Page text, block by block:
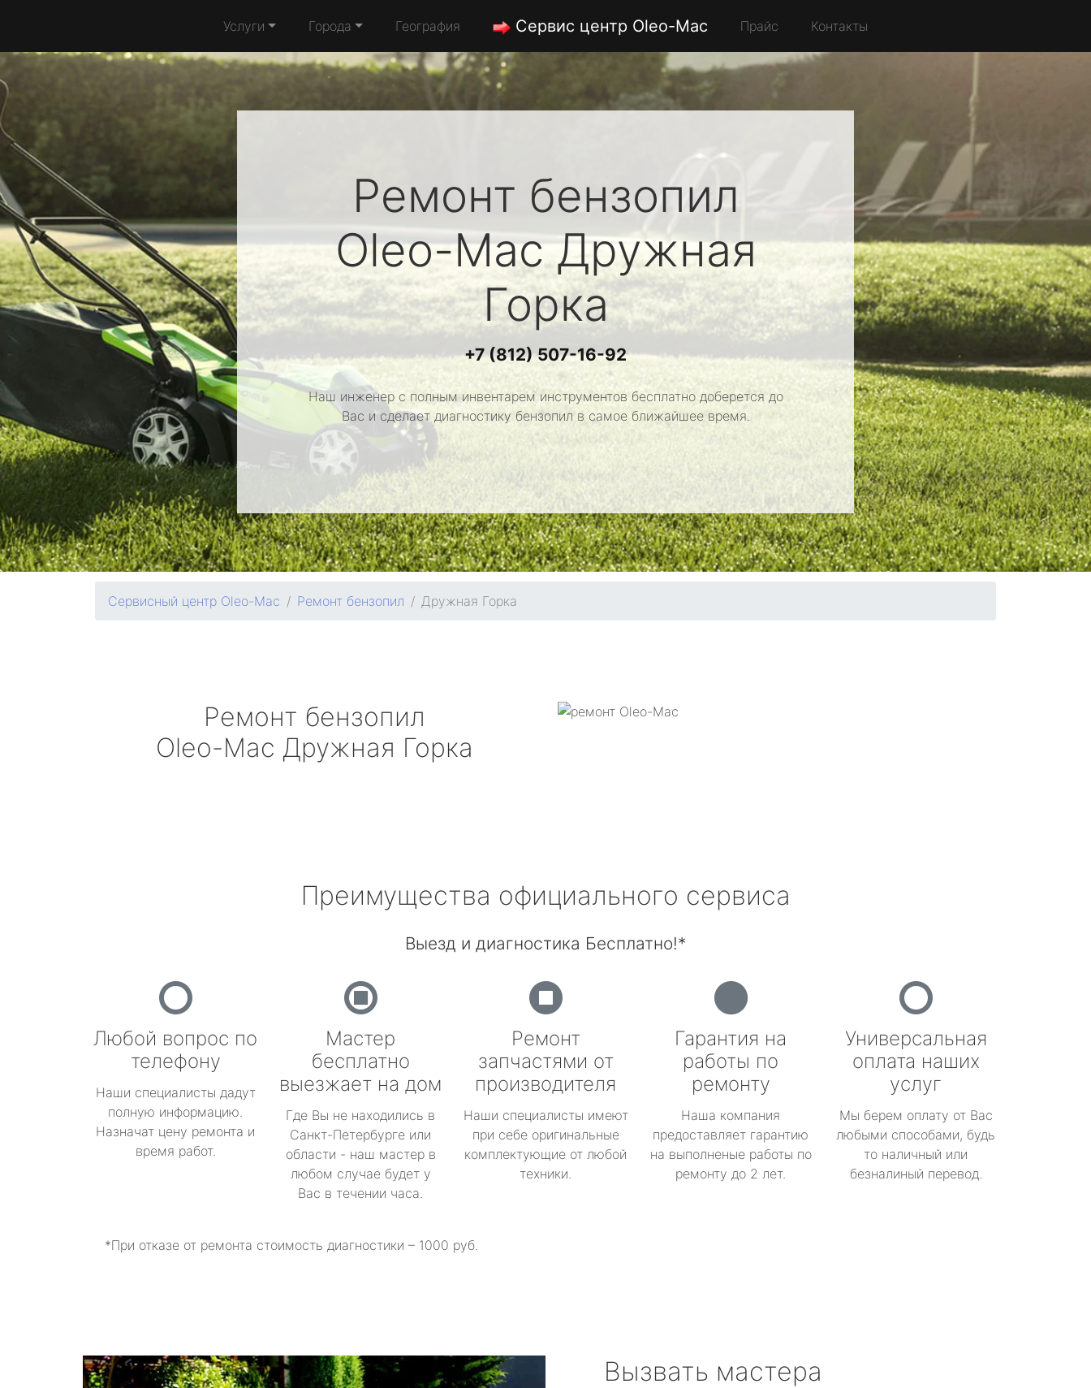
Услуги Города География Сервис центр Oleo-Mac Прайс Контакты
Ремонт бензопил
Oleo-MacДружная
Горка
+7 (812) 507-16-92
Наш инженер с полным инвентарем инструментов бесплатно доберется до
Вас и сделает диагностику бензопил в самое ближайшее время.
Сервисный центр Oleo-Mac Ремонт бензопил Дружная Горка
Ремонт бензопил
Oleo-Mac Дружная Горка
Преимущества официального сервиса
Выезд и диагностика Бесплатно!*
Любой вопрос по
телефону
Наши специалисты дадут
полную информацию.
Назначат цену ремонта и
время работ.
Мастер
бесплатно
выезжает на дом
Где Вы не находились в
Санкт-Петербурге или
области - наш мастер в
любом случае будет у
Вас в течении часа.
Ремонт
запчастями от
производителя
Наши специалисты имеют
при себе оригинальные
комплектующие от любой
техники.
Гарантия на
работы по
ремонту
Наша компания
предоставляет гарантию
на выполненые работы по
ремонту до 2 лет.
Универсальная
оплата наших
услуг
Мы берем оплату от Вас
любыми способами, будь
то наличный или
безналиный перевод.
*При отказе от ремонта стоимость диагностики – 1000 руб.
Вызвать мастера